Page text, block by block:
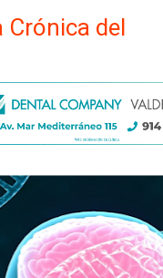
Crónica del